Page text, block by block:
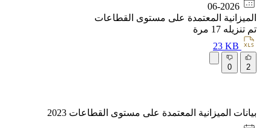
06-2026
الميزانية المعتمدة على مستوى القطاعات
تم تنزيله 17مرة
23 KB
بيانات الميزانية المعتمدة على مستوى القطاعات 2023